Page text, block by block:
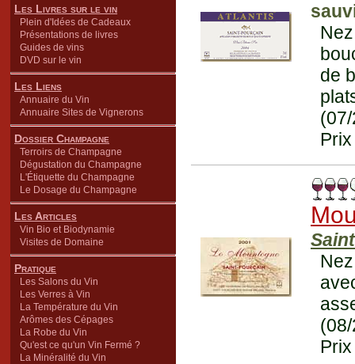
Les Livres sur le vin
Plein d'Idées de Cadeaux
Présentations de livres
Guides de vins
DVD sur le vin
Les Liens
Annuaire du Vin
Annuaire Sites de Vignerons
Dossier Champagne
Terroirs de Champagne
Dégustation du Champagne
L'Étiquette du Champagne
Le Dosage du Champagne
Les Articles
Vin Bio et Biodynamie
Visites de Domaine
Pratique
Les Salons du Vin
Les Verres à Vin
La Température du Vin
Arômes des Cépages
La Robe du Vin
Qu'est ce qu'un Vin Fermé ?
La Minéralité du Vin
de